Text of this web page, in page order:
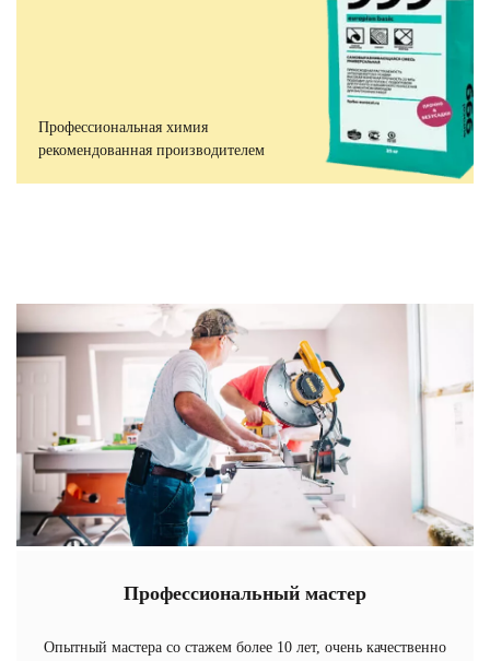
Профессиональная химия
рекомендованная производителем
Профессиональный мастер
Опытный мастера со стажем более 10 лет, очень качественно